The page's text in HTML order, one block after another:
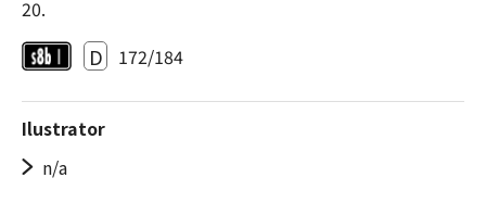
20.
D 172/184
Ilustrator
n/a